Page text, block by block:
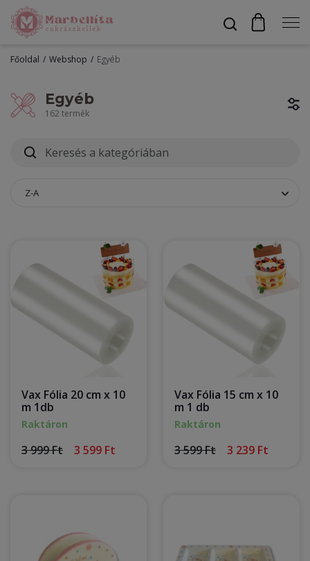
Egyéb
Főoldal Webshop Egyéb
Egyéb
162 termék
Z-A
Vax Fólia 20 cm x 10
m 1db
Raktáron
3 999 Ft 3 599 Ft
Vax Fólia 15 cm x 10
m 1 db
Raktáron
3 599 Ft 3 239 Ft